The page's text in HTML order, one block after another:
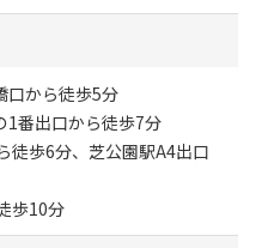
口から徒歩5分
1番出口から徒歩7分
徒歩6分、芝公園駅A4出口
歩10分